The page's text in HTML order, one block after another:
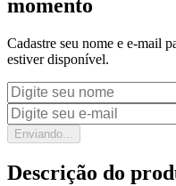
momento
Cadastre seu nome e e-mail
estiver disponível.
Enviando...
Descrição do